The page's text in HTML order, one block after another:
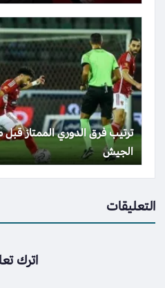
ترتيب فرق الدوري الممتاز قبل
الجيش
التعليقات
اترك